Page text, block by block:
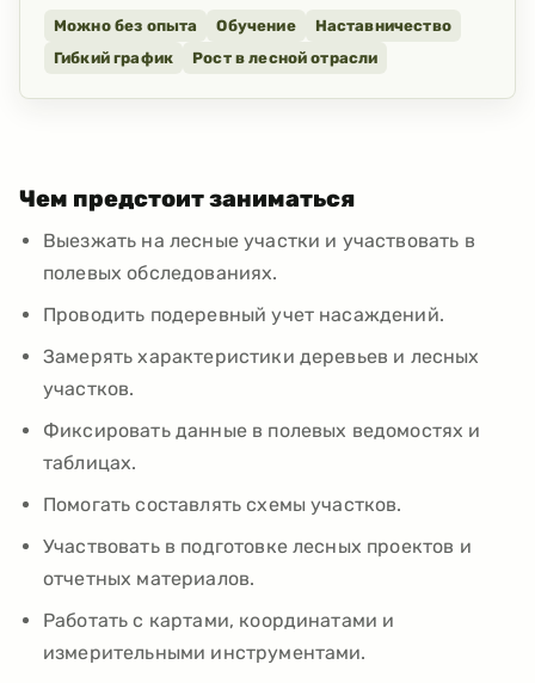
Можно без опыта Обучение
Наставничество
Гибкий график
Рост в лесной отрасли
Чем предстоит заниматься
Выезжать на лесные участки и участвовать в
полевых обследованиях.
Проводить подеревный учет насаждений.
Замерять характеристики деревьев и лесных
участков.
Фиксировать данные в полевых ведомостях и
таблицах.
Помогать составлять схемы участков.
Участвовать в подготовке лесных проектов и
отчетных материалов.
Работать с картами, координатами и
измерительными инструментами.